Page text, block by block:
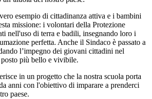
esempio di cittadinanza attiva e i bambini
missione: i volontari della Protezione
nell'uso di terra e badili, insegnando loro i
perfetta. Anche il Sindaco è passato a
l’impegno dei giovani cittadini nel
più bello e vivibile.
in un progetto che la nostra scuola porta
anni con l'obiettivo di imparare a prenderci
paese.